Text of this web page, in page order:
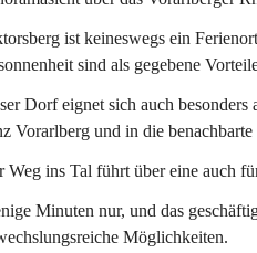
ist keineswegs ein
sind als gegebene
Dorf eignet sich auch
Vorarlberg und in die
Weg ins Tal führt über eine auch
Minuten nur, und das
Möglichkeiten.